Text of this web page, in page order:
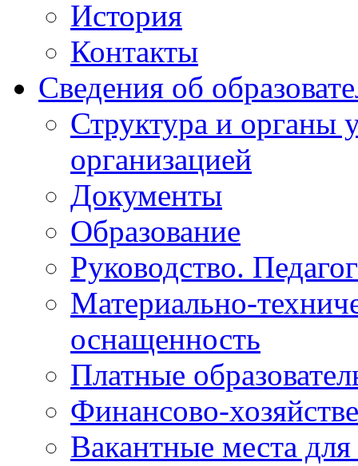
История
Контакты
Сведения об
Структура и органы
организацией
Документы
Образование
Руководство.
Материально-
оснащенность
Платные
Финансово-
Вакантные места